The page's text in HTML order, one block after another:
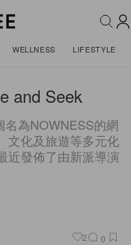
WELLNESS LIFESTYLE
and Seek
為NOWNESS的網
文化及旅遊等多元化
近發佈了由新派導演
2 0